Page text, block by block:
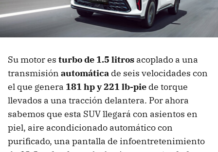
Su motor es turbo de 1.5 litros acoplado a una
transmisión automática de seis velocidades con
el que genera 181 hp y 221 lb-pie de torque
llevados a una tracción delantera. Por ahora
sabemos que esta SUV llegará con asientos en
piel, aire acondicionado automático con
purificado, una pantalla de infoentretenimiento